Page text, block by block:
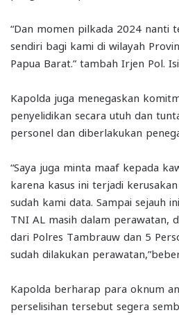
“Dan momen pilkada 2024 nanti
sendiri bagi kami di wilayah
Papua Barat.” tambah Irjen Pol.
Kapolda juga menegaskan
penyelidikan secara utuh dan
personel dan diberlakukan
“Saya juga minta maaf kepada
karena kasus ini terjadi
sudah kami data. Sampai sejauh
TNI AL masih dalam perawatan,
dari Polres Tambrauw dan 5
sudah dilakukan
Kapolda berharap para oknum
perselisihan tersebut segera